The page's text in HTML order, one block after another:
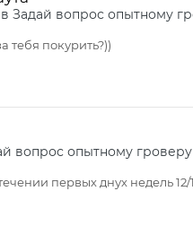
Задай вопрос опытному
тебя покурить?))
вопрос опытному гроверу
первых днух недель